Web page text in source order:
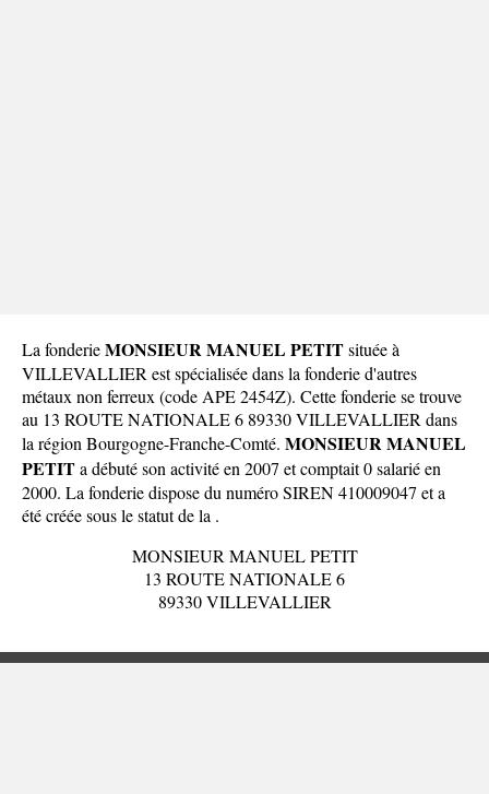
La fonderieMONSIEUR MANUEL PETITsituée à
VILLEVALLIER est spécialisée dans la fonderie d'autres
métaux non ferreux (code APE 2454Z). Cette fonderie se trouve
au 13 ROUTE NATIONALE 6 89330 VILLEVALLIER dans
la région Bourgogne-Franche-Comté. MONSIEUR MANUEL
PETITa débuté son activité en 2007 et comptait 0 salarié en
2000. La fonderie dispose du numéro SIREN 410009047 et a
été créée sous le statut de la .
MONSIEUR MANUEL PETIT
13 ROUTE NATIONALE 6
89330 VILLEVALLIER